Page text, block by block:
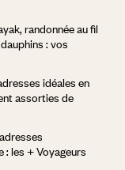
randonnée au fil
: vos
idéales en
assorties de
: les + Voyageurs